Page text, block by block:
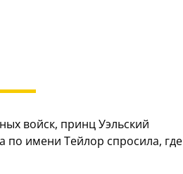
войск, принц Уэльский
по имени Тейлор спросила, где